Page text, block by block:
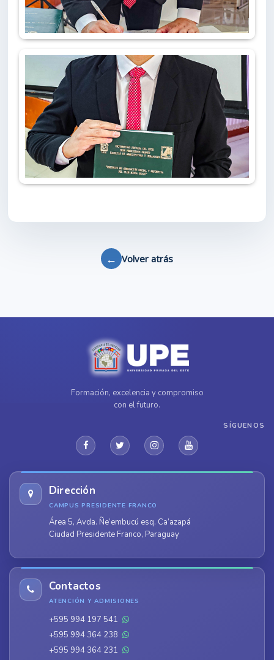
← Volver atrás
Formación, excelencia y compromiso
con el futuro.
SÍGUENOS
Dirección
CAMPUS PRESIDENTE FRANCO
Área 5, Avda. Ñe’embucú esq. Ca’azapá
Ciudad Presidente Franco, Paraguay
Contactos
ATENCIÓN Y ADMISIONES
+595 994 197 541
+595 994 364 238
+595 994 364 231